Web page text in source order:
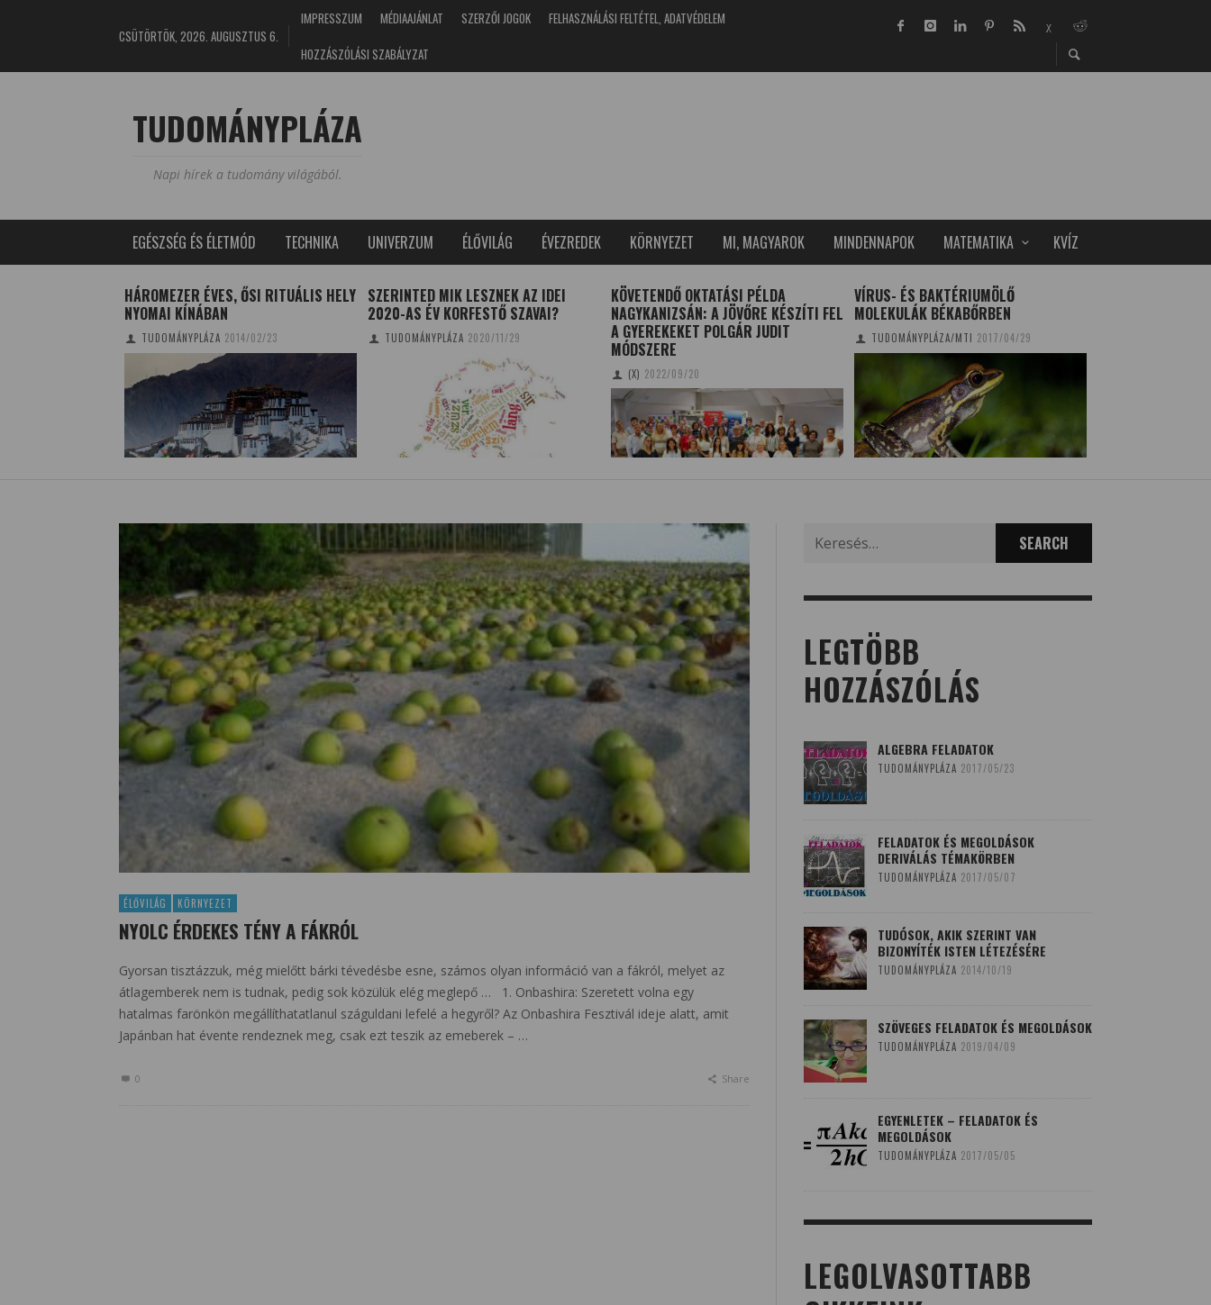
CSÜTÖRTÖK, 2026. AUGUSZTUS 6.
IMPRESSZUM MÉDIAAJÁNLAT SZERZŐI JOGOK
FELHASZNÁLÁSI FELTÉTEL, ADATVÉDELEM
HOZZÁSZÓLÁSI SZABÁLYZAT
TUDOMÁNYPLÁZA
Napi hírek a tudomány világából.
EGÉSZSÉG ÉS ÉLETMÓD TECHNIKA UNIVERZUM ÉLŐVILÁG ÉVEZREDEK KÖRNYEZET MI, MAGYAROK MINDENNAPOK MATEMATIKA KVÍZ
HÁROMEZER ÉVES, ŐSI RITUÁLIS HELY
NYOMAI KÍNÁBAN
TUDOMÁNYPLÁZA 2014/02/23
SZERINTED MIK LESZNEK AZ IDEI
2020-AS ÉV KORFESTŐ SZAVAI?
TUDOMÁNYPLÁZA 2020/11/29
KÖVETENDŐ OKTATÁSI PÉLDA
NAGYKANIZSÁN: A JÖVŐRE KÉSZÍTI FEL
A GYEREKEKET POLGÁR JUDIT
MÓDSZERE
(X) 2022/09/20
VÍRUS- ÉS BAKTÉRIUMÖLŐ
MOLEKULÁK BÉKABŐRBEN
TUDOMÁNYPLÁZA/MTI 2017/04/29
ÉLŐVILÁG KÖRNYEZET
NYOLC ÉRDEKES TÉNY A FÁKRÓL
Gyorsan tisztázzuk, még mielőtt bárki tévedésbe esne, számos olyan információ van a fákról, melyet az
átlagemberek nem is tudnak, pedig sok közülük elég meglepő … 1. Onbashira: Szeretett volna egy
hatalmas farönkön megállíthatatlanul száguldani lefelé a hegyről? Az Onbashira Fesztivál ideje alatt, amit
Japánban hat évente rendeznek meg, csak ezt teszik az emeberek – …
0 Share
for:
LEGTÖBB
HOZZÁSZÓLÁS
ALGEBRA FELADATOK
TUDOMÁNYPLÁZA 2017/05/23
FELADATOK ÉS MEGOLDÁSOK
DERIVÁLÁS TÉMAKÖRBEN
TUDOMÁNYPLÁZA 2017/05/07
TUDÓSOK, AKIK SZERINT VAN
BIZONYÍTÉK ISTEN LÉTEZÉSÉRE
TUDOMÁNYPLÁZA 2014/10/19
SZÖVEGES FELADATOK ÉS MEGOLDÁSOK
TUDOMÁNYPLÁZA 2019/04/09
EGYENLETEK – FELADATOK ÉS
MEGOLDÁSOK
TUDOMÁNYPLÁZA 2017/05/05
LEGOLVASOTTABB